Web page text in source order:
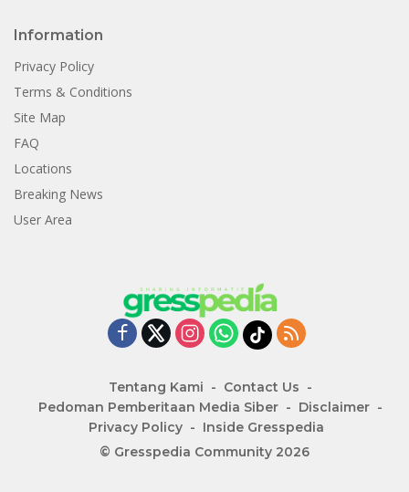
Information
Privacy Policy
Terms & Conditions
Site Map
FAQ
Locations
Breaking News
User Area
Tentang Kami
Contact Us
Pedoman Pemberitaan Media Siber
Disclaimer
Privacy Policy
Inside Gresspedia
© Gresspedia Community 2026